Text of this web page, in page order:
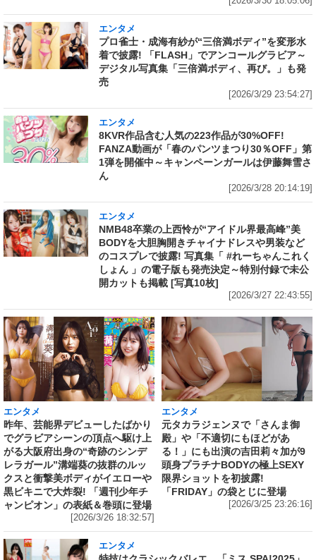
エンタメ
プロ雀士・成海有紗が“三倍満ボディ”を変形水
着で披露! 「FLASH」でアンコールグラビア～
デジタル写真集「三倍満ボディ、再び。」も発
売
[2026/3/29 23:54:27]
エンタメ
8KVR作品含む人気の223作品が30%OFF!
FANZA動画が「春のパンツまつり30％OFF」第
1弾を開催中～キャンペーンガールは伊藤舞雪さ
ん
[2026/3/28 20:14:19]
エンタメ
NMB48卒業の上西怜が“アイドル界最高峰”美
BODYを大胆胸開きチャイナドレスや男装など
のコスプレで披露! 写真集「 #れーちゃんこれく
しょん 」の電子版も発売決定～特別付録で未公
開カットも掲載 [写真10枚]
[2026/3/27 22:43:55]
エンタメ
昨年、芸能界デビューしたばかり
でグラビアシーンの頂点へ駆け上
がる大阪府出身の“奇跡のシンデ
レラガール”溝端葵の抜群のルッ
クスと衝撃美ボディがイエローや
黒ビキニで大炸裂! 「週刊少年チ
ャンピオン」の表紙＆巻頭に登場
[2026/3/26 18:32:57]
エンタメ
元タカラジェンヌで「さんま御
殿」や「不適切にもほどがあ
る！」にも出演の吉田莉々加が9
頭身プラチナBODYの極上SEXY
限界ショットを初披露!
「FRIDAY」の袋とじに登場
[2026/3/25 23:26:16]
エンタメ